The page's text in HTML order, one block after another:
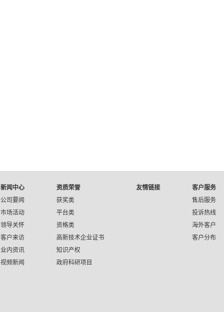
新闻中心
公司要闻
市场活动
领导关怀
客户来访
业内资讯
视频新闻
资质荣誉
获奖类
平台类
资格类
高新技术企业证书
知识产权
政府科研项目
友情链接
客户服务
售后服务
投诉热线
海外客户
客户分布